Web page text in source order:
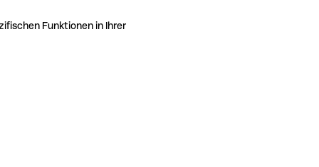
Funktionen in Ihrer